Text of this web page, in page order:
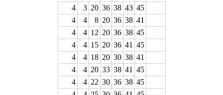
4
3 20 36 38 43 45
4
4 8 20 36 38 41
4
4 12 20 36 38 45
4
4 15 20 36 41 45
4
4 18 20 30 38 41
4
4 20 33 38 41 45
4
4 22 30 36 38 45